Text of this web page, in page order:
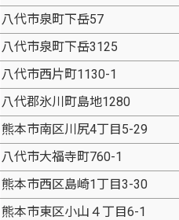
八代市泉町下岳57
八代市泉町下岳3125
八代市西片町1130-1
八代郡氷川町島地1280
熊本市南区川尻4丁目5-29
八代市大福寺町760-1
熊本市西区島崎1丁目3-30
熊本市東区小山４丁目6-1